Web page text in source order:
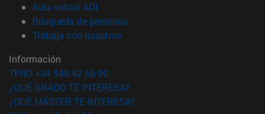
Aula virtual ADI
Búsqueda de personas(abre en nueva ventana)
Trabaja con nosotros(abre en nueva ventana)
Información
TFNO +34 948 42 56 00
¿QUÉ GRADO TE INTERESA?
¿QUÉ MÁSTER TE INTERESA?